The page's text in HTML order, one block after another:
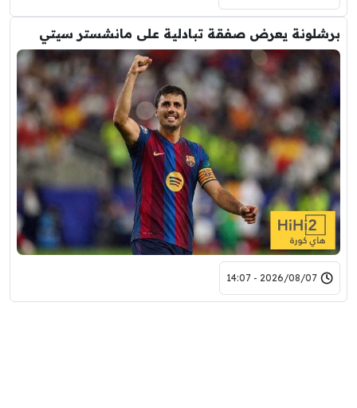
برشلونة يعرض صفقة تبادلية على مانشستر سيتي
2026/08/07 - 14:07